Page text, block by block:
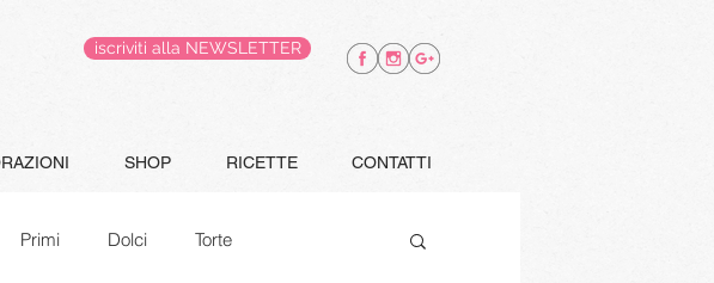
iscriviti alla NEWSLETTER
SHOP RICETTE CONTATTI
Primi Dolci Torte